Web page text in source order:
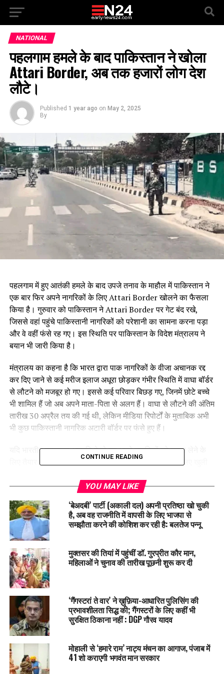
NATIONAL
पहलगाम हमले के बाद पाकिस्तान ने खोला
Attari Border, अब तक हजारों लोग देश
लौटे।
Published 1 year ago on May 2, 2025
By
पहलगाम में हुए आतंकी हमले के बाद उपजे तनाव के माहौल में पाकिस्तान ने
एक बार फिर अपने नागरिकों के लिए Attari Border खोलने का फैसला
किया है। गुरुवार को पाकिस्तान ने Attari Border पर गेट बंद रखे,
जिससे वहां पहुंचे पाकिस्तानी नागरिकों को परेशानी का सामना करना पड़ा
और वे वहीं फंसे रह गए। इस स्थिति पर पाकिस्तान के विदेश मंत्रालय ने
बयान भी जारी किया है।
मंत्रालय का कहना है कि भारत द्वारा पाक नागरिकों के वीजा अचानक रद्द
कर दिए जाने से कई मरीज इलाज अधूरा छोड़कर गंभीर स्थिति में वाघा बॉर्डर
से लौटने को मजबूर हो गए। इससे कई परिवार बिछड़ गए, जिनमें छोटे बच्चे
भी शामिल हैं जो अब अपने माता-पिता से अलग हैं। वाघा से लौटने की अंतिम
तारीख 30 अप्रैल तय की गई थी, लेकिन मीडिया रिपोर्टों के मुताबिक अभी
भी कुछ पाकिस्तानी नागरिक अटारी बॉर्डर पर फंसे हुए हैं।
यदि भारतीय प्रशासन अनुमति दे तो हम अपने नागरिकों को वापस लेने के
लिए तैयार हैं। वाघा सीमा भविष्य में भी पाकिस्तानी नागरिकों के लिए खुली
गौरतलब है कि कल भारत ने आव्रजन जांच के लिए जम्मू-कश्मीर तथा अन्य
राज्यों से पाकिस्तानी पासपोर्ट धारकों को पकड़ा था। पूरा दिन पाकिस्तान
के गेट खोलने के इंतजार में बीता। लेकिन आखिरकार शाम पांच बजे के बाद
सभी को वापस जाना पड़ा क्योंकि पाकिस्तान ने गेट नहीं खोला।
CONTINUE READING
YOU MAY LIKE
‘बेअदबी’ पार्टी (अकाली दल) अपनी प्रतिष्ठा खो चुकी
है, अब वह राजनीति में वापसी के लिए भाजपा से
समझौता करने की कोशिश कर रही है: बलतेज पन्नू
मुक्तसर की तियां में पहुंचीं डॉ. गुरप्रीत कौर मान,
महिलाओं ने चुनाव की तारीख पूछनी शुरू कर दी
‘गैंगस्टरां ते वार’ ने ख़ुफ़िया-आधारित पुलिसिंग की
प्रभावशीलता सिद्ध की; गैंगस्टरों के लिए कहीं भी
सुरक्षित ठिकाना नहीं : DGP गौरव यादव
मोहाली से ‘हमारे राम’ नाट्य मंचन का आगाज, पंजाब में
41 शो कराएगी भगवंत मान सरकार